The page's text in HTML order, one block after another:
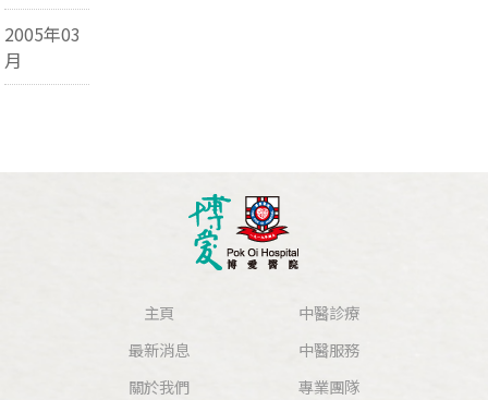
2005年03
月
主頁
最新消息
關於我們
中醫診療
中醫服務
專業團隊